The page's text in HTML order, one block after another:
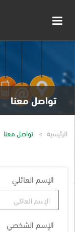
تواصل معنا
الرئيسية تواصل معنا
الإسم العائلي
الإسم الشخصي